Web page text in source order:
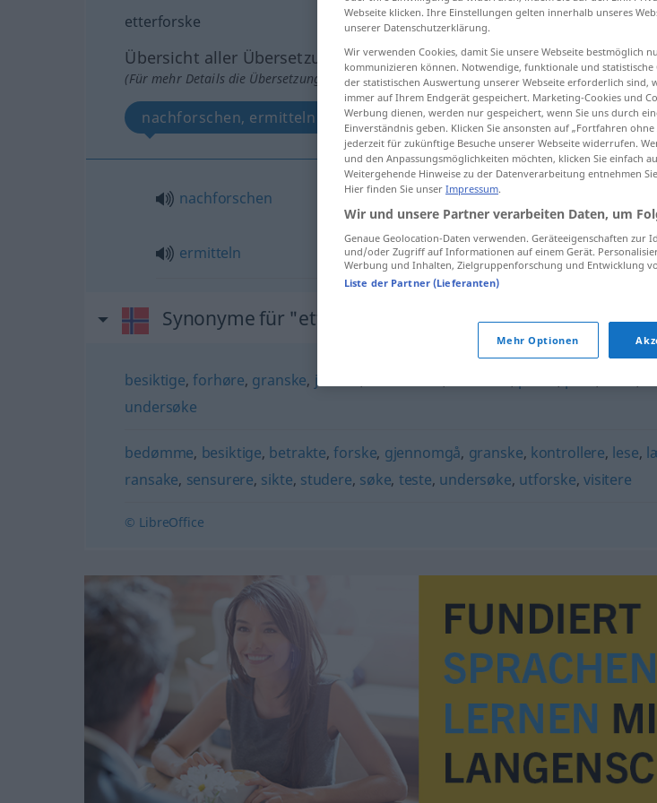
etterforske
Übersicht aller Übersetzungen
(Für mehr Details die Übersetzung anklicken/antippen)
nachforschen, ermitteln
nachforschen
ermitteln etterforske
Synonyme für "etterforske"
besiktige,forhøre, granske, justere
undersøke
bedømme, besiktige, betrakte,forske, gjennomgå, granske, kontrollere, lese,
ransake, sensurere, sikte, studere, søke, teste, undersøke, utforske,visitere
© LibreOffice
Webseite klicken. Ihre Einstellungen gelten innerhalb unseres
unserer Datenschutzerklärung.
Wir verwenden Cookies, damit Sie unsere Webseite bestmöglich
kommunizieren können. Notwendige, funktionale und
der statistischen Auswertung unserer Webseite erforderlich sind,
immer auf Ihrem Endgerät gespeichert. Marketing-Cookies und
Werbung dienen, werden nur gespeichert, wenn Sie uns durch
Einverständnis geben. Klicken Sie ansonsten auf „Fortfahren
jederzeit für zukünftige Besuche unserer Webseite widerrufen.
und den Anpassungsmöglichkeiten möchten, klicken Sie einfach
Weitergehende Hinweise zu der Datenverarbeitung entnehmen
Hier finden Sie unser Impressum.
Wir und unsere Partner verarbeiten Daten, um
Genaue Geolocation-Daten verwenden. Geräteeigenschaften zur
und/oder Zugriff auf Informationen auf einem Gerät.
Werbung und Inhalten, Zielgruppenforschung und Entwicklung
Liste der Partner (Lieferanten)
Mehr Optionen